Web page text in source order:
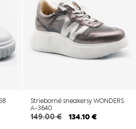
Strieborné sneakersy WONDERS
A-3640
149.00€ 134.10€